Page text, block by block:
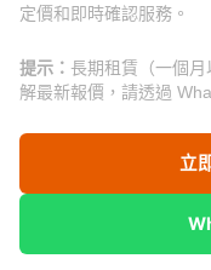
定價和即時確認服務。
提示： 長期租賃（一個
解最新報價，請透過
立